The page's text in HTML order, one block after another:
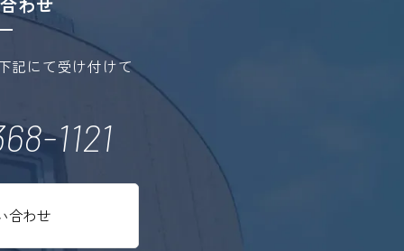
記にて受け付けて
1121
合わせ